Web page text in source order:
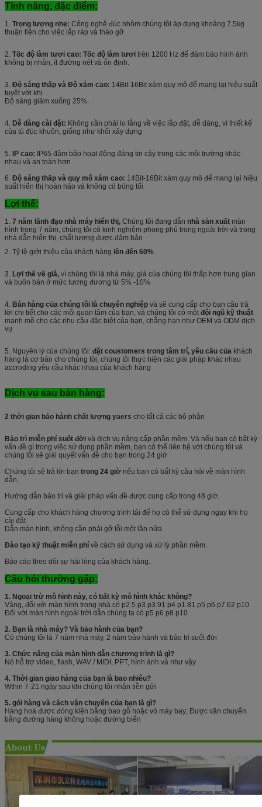
Tính năng, đặc điểm:
1. Trọng lượng nhẹ: Công nghệ đúc nhôm chúng tôi áp dụng khoảng 7,5kg
thuận tiện cho việc lắp ráp và tháo gỡ
2. Tốc độ làm tươi cao: Tốc độ làm tươi trên 1200 Hz để đảm bảo hình ảnh
không bị nhăn, ít đường nét và ổn định.
3. Độ sáng thấp và Độ xám cao: 14Bit-16Bit xám quy mô để mang lại hiệu suất
tuyệt vời khi
Độ sáng giảm xuống 25%.
4. Dễ dàng cài đặt: Không cần phải lo lắng về việc lắp đặt, dễ dàng, vì thiết kế
của tủ đúc khuôn, giống như khối xây dựng
5. IP cao: IP65 đảm bảo hoạt động đáng tin cậy trong các môi trường khác
nhau và an toàn hơn
6. Độ sáng thấp và quy mô xám cao: 14Bit-16Bit xám quy mô để mang lại hiệu
suất hiển thị hoàn hảo và không có bóng tối
Lợi thế:
1. 7 năm lãnh đạo nhà máy hiển thị, Chúng tôi đang dẫn nhà sản xuất màn
hình trong 7 năm, chúng tôi có kinh nghiệm phong phú trong ngoài trời và trong
nhà dẫn hiển thị, chất lượng được đảm bảo
2. Tỷ lệ giới thiệu của khách hàng lên đến 60%
3. Lợi thế về giá, vì chúng tôi là nhà máy, giá của chúng tôi thấp hơn trung gian
và buôn bán ở mức tương đương từ 5% -10%
4. Bán hàng của chúng tôi là chuyên nghiệp và sẽ cung cấp cho bạn câu trả
lời chi tiết cho các mối quan tâm của bạn, và chúng tôi có một đội ngũ kỹ thuật
mạnh mẽ cho các nhu cầu đặc biệt của bạn, chẳng hạn như OEM và ODM dịch
vụ
5. Nguyên lý của chúng tôi: đặt coustomers trong tâm trí, yêu cầu của khách
hàng là cơ bản cho chúng tôi, chúng tôi thực hiện các giải pháp khác nhau
accroding yêu cầu khác nhau của khách hàng
Dịch vụ sau bán hàng:
2 thời gian bảo hành chất lượng yaers cho tất cả các bộ phận
Bảo trì miễn phí suốt đời và dịch vụ nâng cấp phần mềm. Và nếu bạn có bất kỳ
vấn đề gì trong việc sử dụng phần mềm, bạn có thể liên hệ với chúng tôi và
chúng tôi sẽ giải quyết vấn đề cho bạn trong 24 giờ
Chúng tôi sẽ trả lời bạn trong 24 giờ nếu bạn có bất kỳ câu hỏi về màn hình
dẫn,
Hướng dẫn bảo trì và giải pháp vấn đề được cung cấp trong 48 giờ.
Cung cấp cho khách hàng chương trình tải để họ có thể sử dụng ngay khi họ
cài đặt
Dẫn màn hình, không cần phải gỡ lỗi một lần nữa
Đào tạo kỹ thuật miễn phí về cách sử dụng và xử lý phần mềm.
Báo cáo theo dõi sự hài lòng của khách hàng.
Câu hỏi thường gặp:
1. Ngoại trừ mô hình này, có bất kỳ mô hình khác không?
Vâng, đối với màn hình trong nhà có p2.5 p3 p3.91 p4 p1.81 p5 p6 p7.62 p10
Đối với màn hình ngoài trời dẫn chúng ta có p5 p6 p8 p10
2. Bạn là nhà máy? Và bảo hành của bạn?
Có chúng tôi là 7 năm nhà máy, 2 năm bảo hành và bảo trì suốt đời
3. Chức năng của màn hình dẫn chương trình là gì?
Nó hỗ trợ video, flash, WAV / MIDI, PPT, hình ảnh và như vậy
4. Thời gian giao hàng của bạn là bao nhiêu?
Wthin 7-21 ngày sau khi chúng tôi nhận tiền gửi
5. gói hàng và cách vận chuyển của bạn là gì?
Hàng hoá được đóng kiện bằng bao gỗ hoặc vỏ máy bay; Được vận chuyển
bằng đường hàng không hoặc đường biển